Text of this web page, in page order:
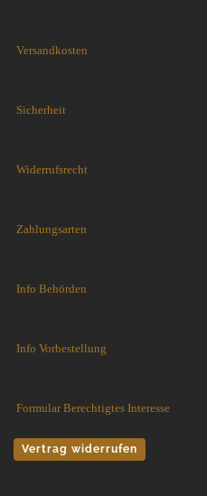
Versandkosten
Sicherheit
Widerrufsrecht
Zahlungsarten
Info Behörden
Info Vorbestellung
Formular Berechtigtes Interesse
Vertrag widerrufen